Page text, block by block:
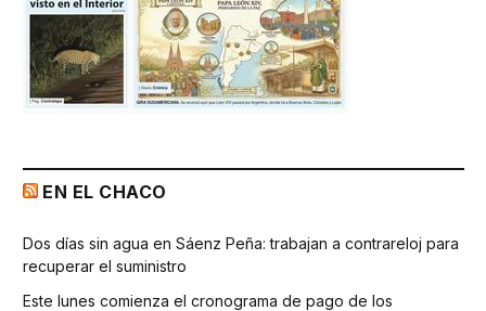
EN EL CHACO
Dos días sin agua en Sáenz Peña: trabajan a contrareloj para
recuperar el suministro
Este lunes comienza el cronograma de pago de los